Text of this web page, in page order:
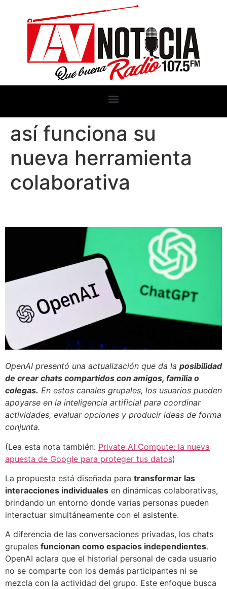
así funciona su
nueva herramienta
colaborativa
OpenAI presentó una actualización que da la posibilidad
de crear chats compartidos con amigos, familia o
colegas. En estos canales grupales, los usuarios pueden
apoyarse en la inteligencia artificial para coordinar
actividades, evaluar opciones y producir ideas de forma
conjunta.
(Lea esta nota también: Private AI Compute: la nueva
apuesta de Google para proteger tus datos)
La propuesta está diseñada para transformar las
interacciones individuales en dinámicas colaborativas,
brindando un entorno donde varias personas pueden
interactuar simultáneamente con el asistente.
A diferencia de las conversaciones privadas, los chats
grupales funcionan como espacios independientes.
OpenAI aclara que el historial personal de cada usuario
no se comparte con los demás participantes ni se
mezcla con la actividad del grupo. Este enfoque busca